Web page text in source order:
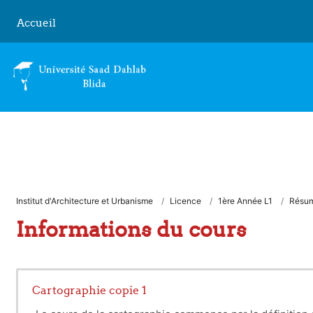
Accueil
Institut d'Architecture et Urbanisme Licence 1ère Année L1
Informations du cours
Cartographie copie 1